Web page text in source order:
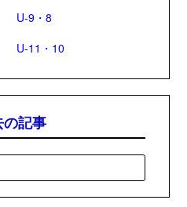
U-9・8
U-11・10
の記事